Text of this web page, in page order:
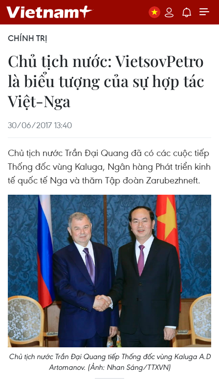
CHÍNH TRỊ
Chủ tịch nước: VietsovPetro
là biểu tượng của sự hợp tác
Việt-Nga
30/06/2017 13:40
Chủ tịch nước Trần Đại Quang đã có các cuộc tiếp
Thống đốc vùng Kaluga, Ngân hàng Phát triển kinh
tế quốc tế Nga và thăm Tập đoàn Zarubezhneft.
Chủ tịch nước Trần Đại Quang tiếp Thống đốc vùng Kaluga A.D
Artomanov. (Ảnh: Nhan Sáng/TTXVN)